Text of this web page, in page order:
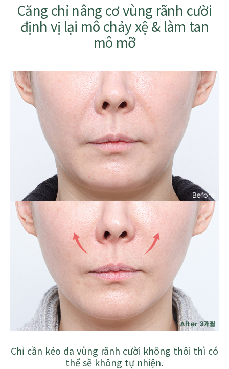
Căng chỉ nâng cơ vùng rãnh cười
định vị lại mô chảy xệ & làm tan
mô mỡ
Chỉ cần kéo da vùng rãnh cười không thôi thì có
thể sẽ không tự nhiện.